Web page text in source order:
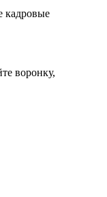
кадровые
воронку,